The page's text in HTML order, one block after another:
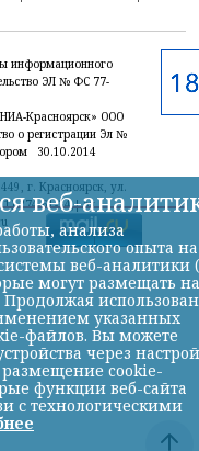
информационного
ЭЛ № ФС 77-
Красноярск» ООО
о регистрации Эл №
30.10.2014
г. Красноярск, ул.
274-61-34,| эл.
веб-
анализа
опыта на
веб-аналитики
могут размещать на
указанных
файлов. Вы можете
через
размещение cookie-
функции веб-сайта
с технологическими